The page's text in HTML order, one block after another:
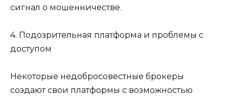
сигнал о мошенничестве.
4. Подозрительная платформа и проблемы с
доступом
Некоторые недобросовестные брокеры
создают свои платформы с возможностью